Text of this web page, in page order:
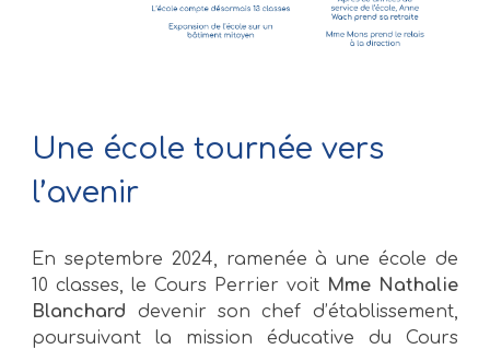
Une école tournée vers
l’avenir
En septembre 2024, ramenée à une école de
10 classes, le Cours Perrier voit Mme Nathalie
Blanchard
devenir son chef d’établissement,
poursuivant la mission éducative du Cours